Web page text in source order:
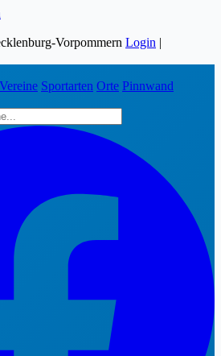
Vorpommern Login |
Vereine Sportarten Orte Pinnwand